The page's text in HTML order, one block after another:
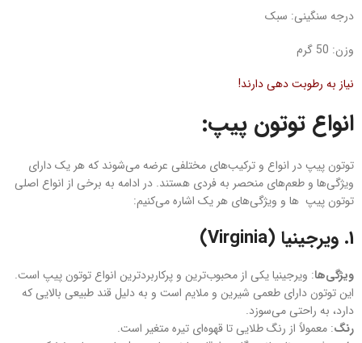
درجه سنگینی: سبک
وزن: 50 گرم
نیاز به رطوبت دهی دارند!
انواع توتون پیپ:
توتون‌ پیپ در انواع و ترکیب‌های مختلفی عرضه می‌شوند که هر یک دارای
ویژگی‌ها و طعم‌های منحصر به فردی هستند. در ادامه به برخی از انواع اصلی
توتون‌ پیپ ها و ویژگی‌های هر یک اشاره می‌کنیم:
1. ویرجینیا (Virginia)
ویژگی‌ها: ویرجینیا یکی از محبوب‌ترین و پرکاربردترین انواع توتون پیپ است.
این توتون دارای طعمی شیرین و ملایم است و به دلیل قند طبیعی بالایی که
دارد، به راحتی می‌سوزد.
رنگ: معمولاً از رنگ طلایی تا قهوه‌ای تیره متغیر است.